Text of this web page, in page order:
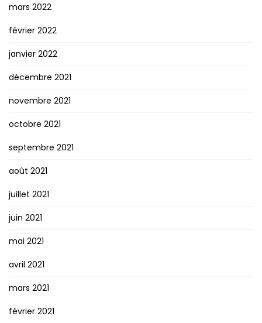
mars 2022
février 2022
janvier 2022
décembre 2021
novembre 2021
octobre 2021
septembre 2021
août 2021
juillet 2021
juin 2021
mai 2021
avril 2021
mars 2021
février 2021